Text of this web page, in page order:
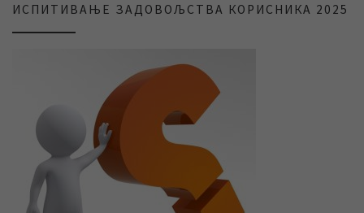
ИСПИТИВАЊЕ ЗАДОВОЉСТВА КОРИСНИКА 2025